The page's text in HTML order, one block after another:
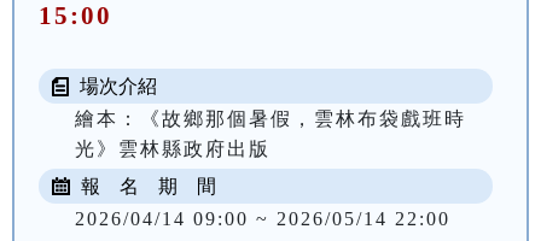
15:00
場次介紹
繪本：《故鄉那個暑假，雲林布袋戲班時
光》雲林縣政府出版
報 名 期 間
2026/04/14 09:00 ~ 2026/05/14 22:00